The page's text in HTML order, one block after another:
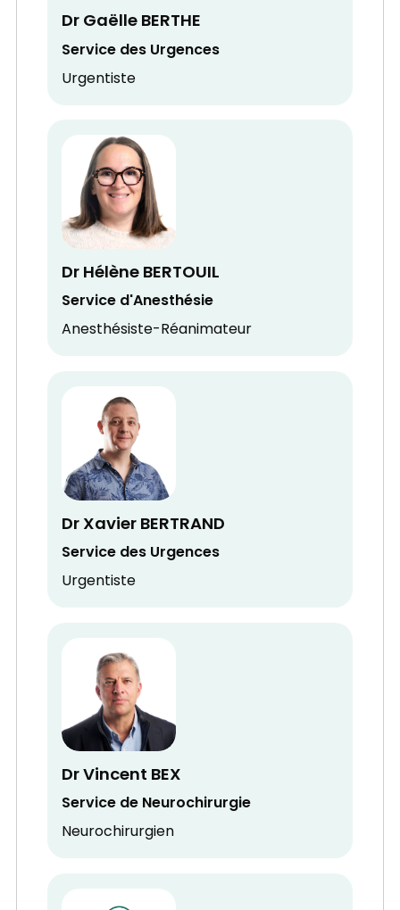
Dr Gaëlle BERTHE
Service des Urgences
Urgentiste
Dr Hélène BERTOUIL
Service d'Anesthésie
Anesthésiste-Réanimateur
Dr Xavier BERTRAND
Service des Urgences
Urgentiste
Dr Vincent BEX
Service de Neurochirurgie
Neurochirurgien